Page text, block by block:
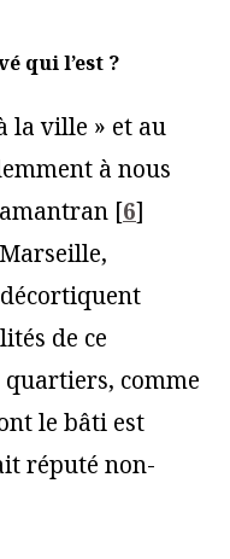
qui l’est ?
la ville » et au
à nous
[6]
de ce
quartiers, comme
le bâti est
réputé non-